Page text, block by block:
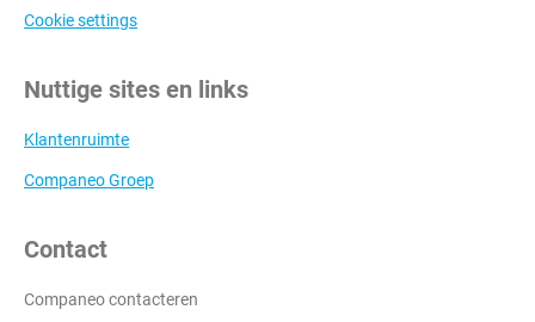
Cookie settings
Nuttige sites en links
Klantenruimte
Companeo Groep
Contact
Companeo contacteren